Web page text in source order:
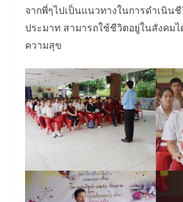
จากพี่ๆไปเป็นแนวทางในการดำเนินชี
ประมาท สามารถใช้ชีวิตอยู่ในสังคม
ความสุข